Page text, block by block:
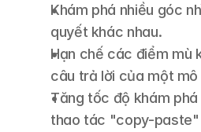
Khám phá nhiều góc
quyết khác nhau.
Hạn chế các điểm mù
câu trả lời của một mô
Tăng tốc độ khám
thao tác "copy-paste"